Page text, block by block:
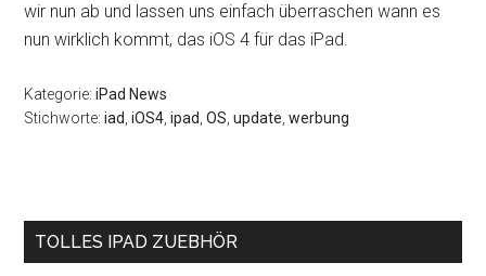
wir nun ab und lassen uns einfach überraschen wann es
nun wirklich kommt, das iOS 4 für das iPad.
Kategorie:iPad News
Stichworte:iad ,iOS4 ,ipad ,OS ,update ,werbung
Seitenspalte
TOLLES IPAD ZUEBHÖR